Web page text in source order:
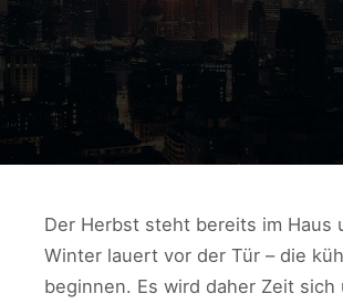
Der Herbst steht bereits im Haus
Winter lauert vor der Tür – die
beginnen. Es wird daher Zeit sich